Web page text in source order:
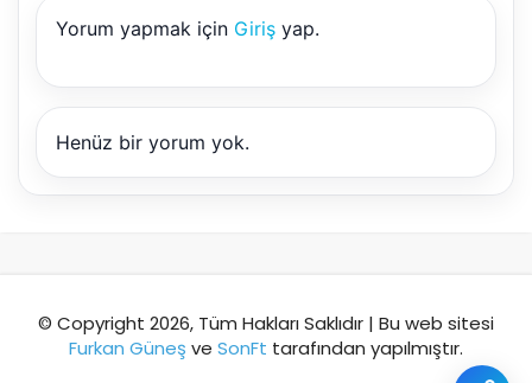
Yorum yapmak için Giriş yap.
Henüz bir yorum yok.
© Copyright 2026, Tüm Hakları Saklıdır | Bu web sitesi
Furkan Güneş ve SonFt tarafından yapılmıştır.
🏛️ Tarihi 🌿 Doğa 👨‍👩‍👧 Aile/Çocuk
🍽️ Lezzet ⚡ Kısa
Akıllı rota öner